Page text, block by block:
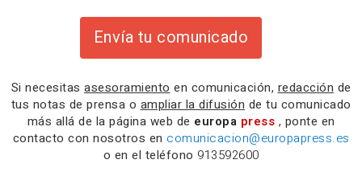
Envía tu comunicado
Si necesitas asesoramiento en comunicación, redacción de
tus notas de prensa o ampliar la difusión de tu comunicado
más allá de la página web de europa press , ponte en
contacto con nosotros en comunicacion@europapress.es
o en el teléfono 913592600